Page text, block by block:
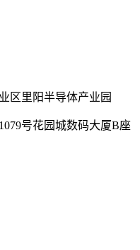
区里阳半导体产业园
号花园城数码大厦B座